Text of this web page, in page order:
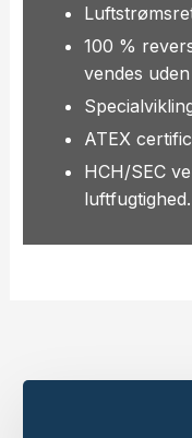
100 %
vendes
ATEX
HCH/SEC
luftfugtighed.